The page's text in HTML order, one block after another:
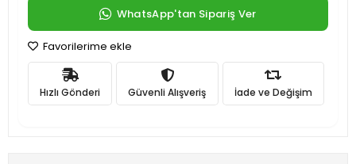
WhatsApp'tan Sipariş Ver
Favorilerime ekle
Hızlı Gönderi Güvenli Alışveriş İade ve Değişim